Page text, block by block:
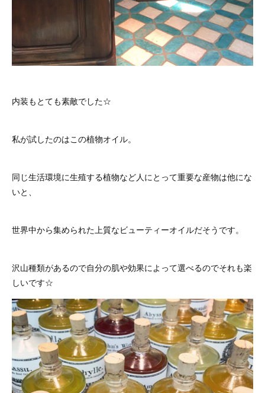
内装もとても素敵でした☆
私が試したのはこの植物オイル。
同じ生活環境に生殖する植物など人にとって重要な産物は他にな
いと、
世界中から集められた上質なビューティーオイルだそうです。
沢山種類があるので自分の肌や効果によって選べるのでそれも楽
しいです☆